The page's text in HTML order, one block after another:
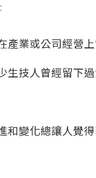
產業或公司經營上
生技人曾經留下
變化總讓人覺